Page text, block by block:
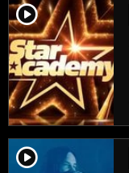
player2
player2